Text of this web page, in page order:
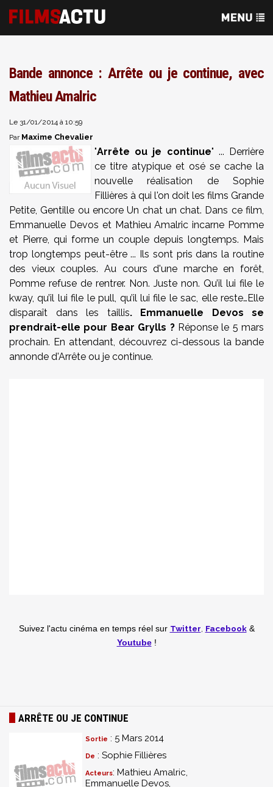
Bande annonce : Arrête ou je continue, avec
Mathieu Amalric
Le 31/01/2014 à 10:59
Par Maxime Chevalier
"Arrête ou je continue" ... Derrière
ce titre atypique et osé se cache la
nouvelle réalisation de Sophie
Fillières à qui l'on doit les films Grande
Petite, Gentille ou encore Un chat un chat. Dans ce film,
Emmanuelle Devos et Mathieu Amalric incarne Pomme
et Pierre, qui forme un couple depuis longtemps. Mais
trop longtemps peut-être ... Ils sont pris dans la routine
des vieux couples. Au cours d'une marche en forêt,
Pomme refuse de rentrer. Non. Juste non. Qu’il lui file le
kway, qu’il lui file le pull, qu’il lui file le sac, elle reste…Elle
disparaît dans les taillis. Emmanuelle Devos se
prendrait-elle pour Bear Grylls ?Réponse le 5 mars
prochain. En attendant, découvrez ci-dessous la bande
annonde d'Arrête ou je continue.
Suivez l'actu cinéma en temps réel sur Twitter Facebook&
Youtube!
ARRÊTE OU JE CONTINUE
Sortie : 5 Mars 2014
De : Sophie Fillières
Acteurs: Mathieu Amalric,
Emmanuelle Devos,